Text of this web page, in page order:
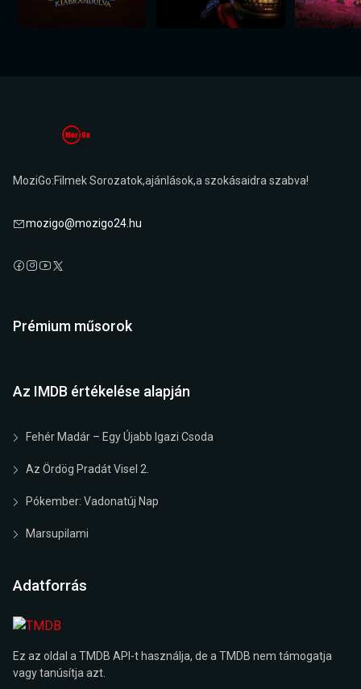
MoziGo:Filmek Sorozatok,ajánlások,a szokásaidra szabva!
mozigo@mozigo24.hu
Prémium műsorok
Az IMDB értékelése alapján
Fehér Madár – Egy Újabb Igazi Csoda
Az Ördög Pradát Visel 2.
Pókember: Vadonatúj Nap
Marsupilami
Adatforrás
Ez az oldal a TMDB API-t használja, de a TMDB nem támogatja
vagy tanúsítja azt.